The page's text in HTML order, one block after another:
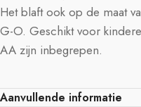
Het blaft ook op de maat
G-O. Geschikt voor
AA zijn inbegrepen.
Aanvullende informatie